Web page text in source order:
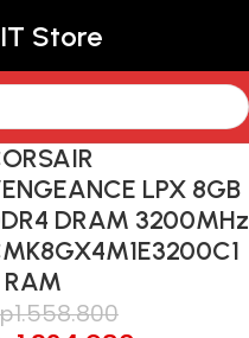
Store
LPX 8GB
DRAM 3200MHz
1.558.800